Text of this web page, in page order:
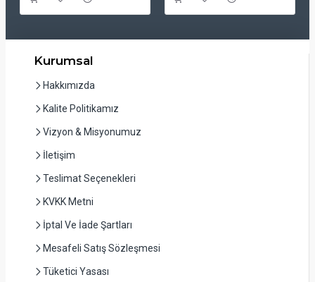
Kurumsal
Hakkımızda
Kalite Politikamız
Vizyon & Misyonumuz
İletişim
Teslimat Seçenekleri
KVKK Metni
İptal Ve İade Şartları
Mesafeli Satış Sözleşmesi
Tüketici Yasası